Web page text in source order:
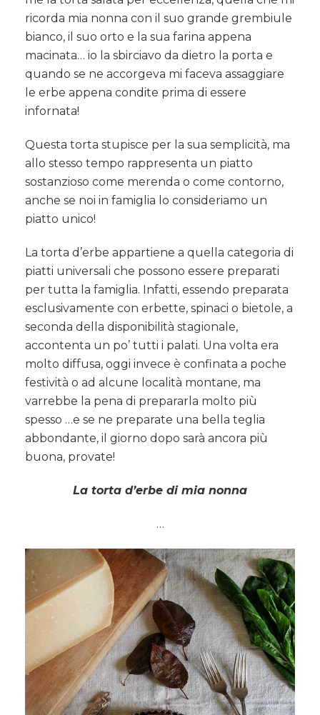
ricorda mia nonna con il suo grande grembiule
bianco, il suo orto e la sua farina appena
macinata… io la sbirciavo da dietro la porta e
quando se ne accorgeva mi faceva assaggiare
le erbe appena condite prima di essere
infornata!
Questa torta stupisce per la sua semplicità, ma
allo stesso tempo rappresenta un piatto
sostanzioso come merenda o come contorno,
anche se noi in famiglia lo consideriamo un
piatto unico!
La torta d’erbe appartiene a quella categoria di
piatti universali che possono essere preparati
per tutta la famiglia. Infatti, essendo preparata
esclusivamente con erbette, spinaci o bietole, a
seconda della disponibilità stagionale,
accontenta un po’ tutti i palati. Una volta era
molto diffusa, oggi invece è confinata a poche
festività o ad alcune località montane, ma
varrebbe la pena di prepararla molto più
spesso …e se ne preparate una bella teglia
abbondante, il giorno dopo sarà ancora più
buona, provate!
La torta d’erbe di mia nonna
…